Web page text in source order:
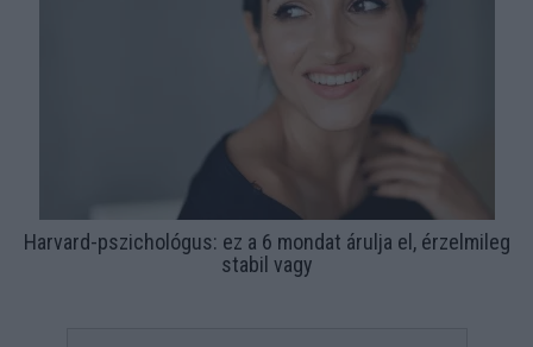
Harvard-pszichológus: ez a 6 mondat árulja el, érzelmileg
stabil vagy